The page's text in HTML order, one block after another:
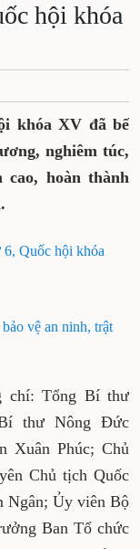
hội khóa
khóa XV đã bế
nghiêm túc,
cao, hoàn thành
Quốc hội khóa
vệ an ninh, trật
chí: Tổng Bí thư
thư Nông Đức
Xuân Phúc; Chủ
Chủ tịch Quốc
Ngân; Ủy viên Bộ
Ban Tổ chức